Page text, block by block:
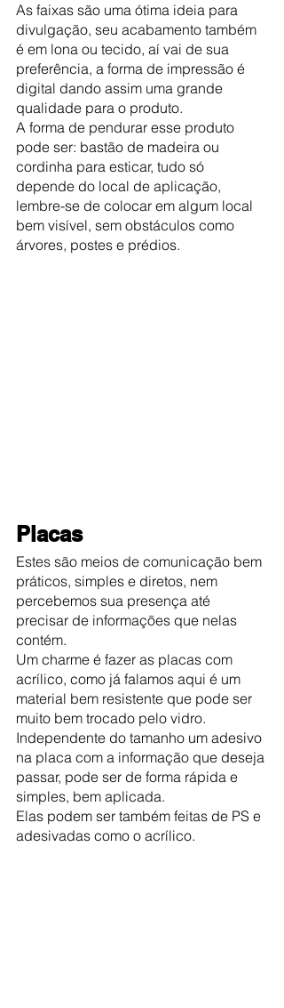
As faixas são uma ótima ideia para
divulgação, seu acabamento também
é em lona ou tecido, aí vai de sua
preferência, a forma de impressão é
digital dando assim uma grande
qualidade para o produto.
A forma de pendurar esse produto
pode ser: bastão de madeira ou
cordinha para esticar, tudo só
depende do local de aplicação,
lembre-se de colocar em algum local
bem visível, sem obstáculos como
árvores, postes e prédios.
Placas
Estes são meios de comunicação bem
práticos, simples e diretos, nem
percebemos sua presença até
precisar de informações que nelas
contém.
Um charme é fazer as placas com
acrílico, como já falamos aqui é um
material bem resistente que pode ser
muito bem trocado pelo vidro.
Independente do tamanho um adesivo
na placa com a informação que deseja
passar, pode ser de forma rápida e
simples, bem aplicada.
Elas podem ser também feitas de PS e
adesivadas como o acrílico.